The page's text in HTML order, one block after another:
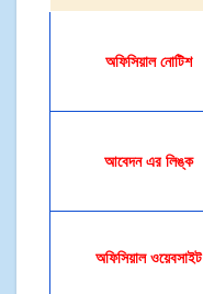
অফিসিয়ালনোটিশ
আবেদন এর লিঙ্ক
অফিসিয়াল ওয়েবসাইট